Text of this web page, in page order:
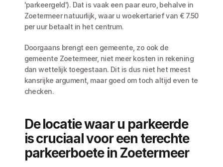
'parkeergeld'). Dat is vaak een paar euro, behalve in
Zoetermeer natuurlijk, waar u woekertarief van € 7.50
per uur betaalt in het centrum.
Doorgaans brengt een gemeente, zo ook de
gemeente Zoetermeer, niet meer kosten in rekening
dan wettelijk toegestaan. Dit is dus niet het meest
kansrijke argument, maar goed om toch altijd even te
checken.
De locatie waar u parkeerde
is cruciaal voor een terechte
parkeerboete in Zoetermeer